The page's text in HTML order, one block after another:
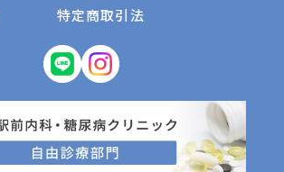
特定商取引法